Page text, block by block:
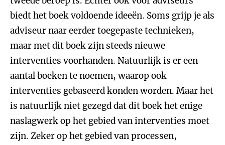
biedt het boek voldoende ideeën. Soms grijp je als
adviseur naar eerder toegepaste technieken,
maar met dit boek zijn steeds nieuwe
interventies voorhanden. Natuurlijk is er een
aantal boeken te noemen, waarop ook
interventies gebaseerd konden worden. Maar het
is natuurlijk niet gezegd dat dit boek het enige
naslagwerk op het gebied van interventies moet
zijn. Zeker op het gebied van processen,